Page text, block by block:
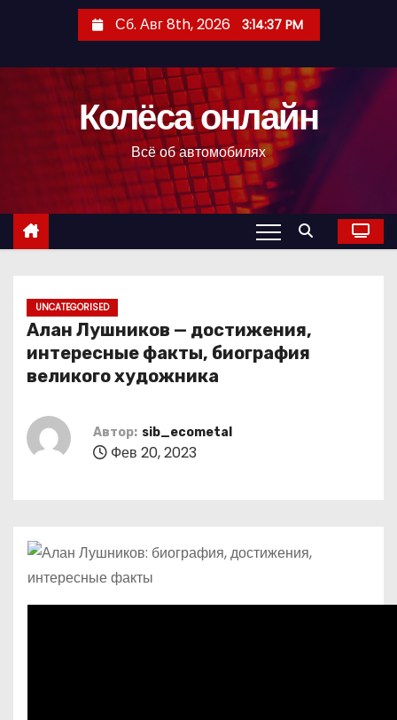
с
Сб. Авг 8th, 2026 3:14:38 PM
Колёса онлайн
Всё об автомобилях
UNCATEGORISED
Алан Лушников — достижения,
интересные факты, биография
великого художника
Автор: sib_ecometal
Фев 20, 2023